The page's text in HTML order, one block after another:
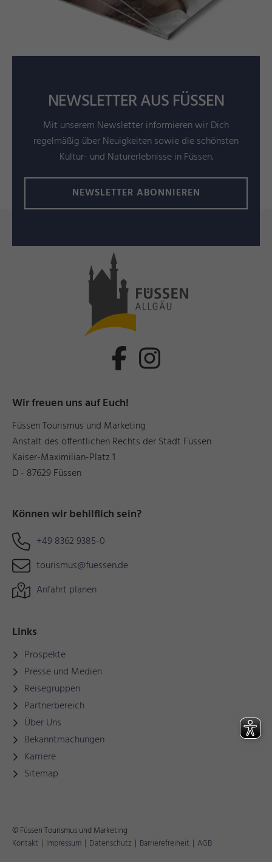
NEWSLETTER AUS FÜSSEN
Mit unserem Newsletter informieren wir Dich
regelmäßig über Neuigkeiten sowie die schönsten
Kultur- und Naturerlebnisse in Füssen.
NEWSLETTER ABONNIEREN
Wir freuen uns auf Euch!
Füssen Tourismus und Marketing
Anstalt des öffentlichen Rechts der Stadt Füssen
Kaiser-Maximilian-Platz 1
D - 87629 Füssen
Können wir behilflich sein?
+49 8362 9385-0
tourismus@fuessen.de
Anfahrt planen
Links
Prospekte
Presse und Medien
Reisegruppen
Partnerbereich
Über Uns
Bekanntmachungen
Karriere
Sitemap
© Füssen Tourismus und Marketing
Kontakt | Impressum | Datenschutz | Barrierefreiheit | AGB